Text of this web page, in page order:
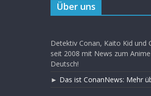
Über uns
Detektiv Conan, Kaito Kid und
seit 2008 mit News zum
Deutsch!
► Das ist ConanNews: Mehr